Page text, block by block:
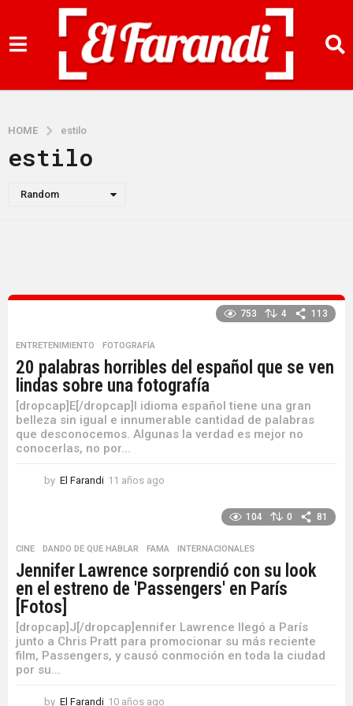
HOME estilo
estilo
Random
753 4 113
ENTRETENIMIENTO ,FOTOGRAFÍA
20 palabras horribles del español que se ven
lindas sobre una fotografía
[dropcap]E[/dropcap]l idioma español tiene una gran
belleza sin igual e innumerable cantidad de palabras
que desconocemos. Algunas la verdad es mejor no
conocerlas, no por...
by El Farandi 11 años ago
s
a
g
104 0 81
CINE ,DANDO DE QUE HABLAR ,FAMA INTERNACIONALES
Jennifer Lawrence sorprendió con su look
en el estreno de 'Passengers' en París
[Fotos]
[dropcap]J[/dropcap]ennifer Lawrence llegó a París
junto a Chris Pratt para promocionar su más reciente
film, Passengers, y causó conmoción en toda la ciudad
por su...
by El Farandi 10 años ago